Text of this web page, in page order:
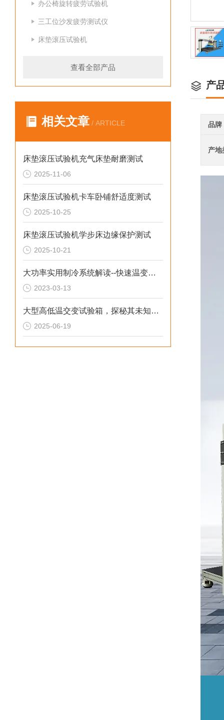
办公椅旋转疲劳试验机
三工位沙发疲劳测试仪
床垫滚压试验机
查看全部产品
相关文章 / ARTICLE
床垫滚压试验机充气床垫耐磨测试
2025-11-06
床垫滚压试验机卡车卧铺舒适度测试
2025-10-25
床垫滚压试验机学步床边缘保护测试
2025-10-21
大功率实用制冷系统解读--快速温变试验箱
2023-03-13
大型高低温交变试验箱，探秘其未知奥秘！
2025-06-19
产
品牌
产地